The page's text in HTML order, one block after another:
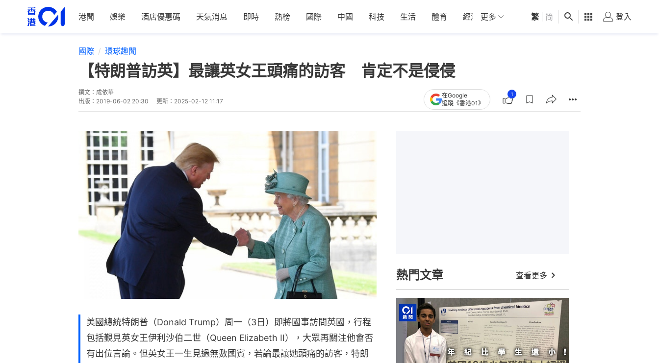
港聞 娛樂 酒店優惠碼 天氣消息 即時 熱榜 國際 中國 科技 生活 體育 經濟 01深圳 觀點 健康 好食玩飛
更多 繁 简 登入
國際 環球趣聞
【特朗普訪英】最讓英女王頭痛的訪客 肯定不是侵侵
撰文： 成依華
出版： 2019-06-02 20:30 更新： 2025-02-12 11:17
在Google
追蹤《香港01》
1
美國總統特朗普（Donald Trump）周一（3日）即將國事訪問英國，行程
包括覲見英女王伊利沙伯二世（Queen Elizabeth II），大眾再關注他會否
有出位言論。但英女王一生見過無數國賓，若論最讓她頭痛的訪客，特朗
熱門文章 查看更多